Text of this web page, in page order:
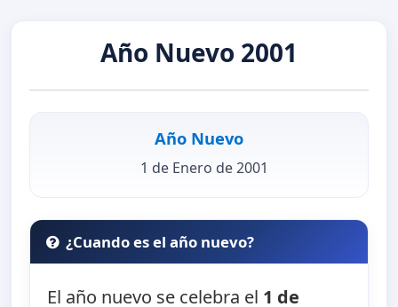
Año Nuevo 2001
Año Nuevo
1 de Enero de 2001
¿Cuando es el año nuevo?
El año nuevo se celebra el 1 de